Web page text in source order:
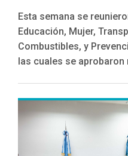
Esta semana se
Educación, Mujer,
Combustibles, y
las cuales se